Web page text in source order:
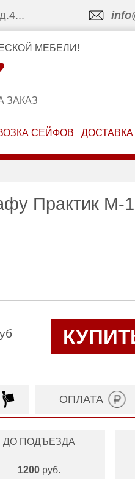
МЕБЕЛИ!
ЗАКАЗ
СЕЙФОВ
Практик M-
ОПЛАТА
ДО ПОДЪЕЗДА
1200 руб.